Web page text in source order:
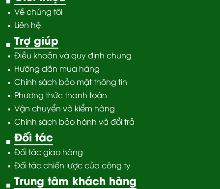
Về chúng tôi
Liên hệ
Trợ giúp
Điều khoản và quy định chung
Hướng dẫn mua hàng
Chính sách bảo mật thông tin
Phương thức thanh toán
Vận chuyển và kiểm hàng
Chính sách bảo hành và đổi trả
Đối tác
Đối tác giao hàng
Đối tác chiến lược của công ty
Trung tâm khách hàng